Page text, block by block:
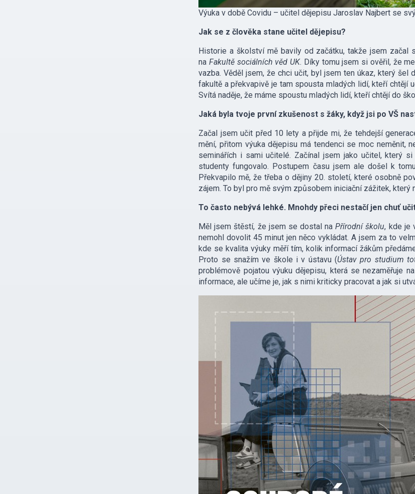
Výuka v době Covidu – učitel dějepisu Jaroslav Najbert se
Jak se z člověka stane učitel dějepisu?
Historie a školství mě bavily od začátku, takže jsem začal
na Fakultě sociálních věd UK. Díky tomu jsem si ověřil, že
vazba. Věděl jsem, že chci učit, byl jsem ten úkaz, který
fakultě a překvapivě je tam spousta mladých lidí, kteří chtějí
Svítá naděje, že máme spoustu mladých lidí, kteří chtějí do
Jaká byla tvoje první zkušenost s žáky, když jsi po VŠ
Začal jsem učit před 10 lety a přijde mi, že tehdejší
mění, přitom výuka dějepisu má tendenci se moc neměnit,
seminářích i sami učitelé. Začínal jsem jako učitel, který
studenty fungovalo. Postupem času jsem ale došel k
Překvapilo mě, že třeba o dějiny 20. století, které osobně
zájem. To byl pro mě svým způsobem iniciační zážitek, který
To často nebývá lehké. Mnohdy přeci nestačí jen chuť
Měl jsem štěstí, že jsem se dostal naPřírodní školu, kde je
nemohl dovolit 45 minut jen něco vykládat. A jsem za to
kde se kvalita výuky měří tím, kolik informací žákům
Proto se snažím ve škole i v ústavu (Ústav pro studium
problémově pojatou výuku dějepisu, která se nezaměřuje
informace, ale učíme je, jak s nimi kriticky pracovat a jak si